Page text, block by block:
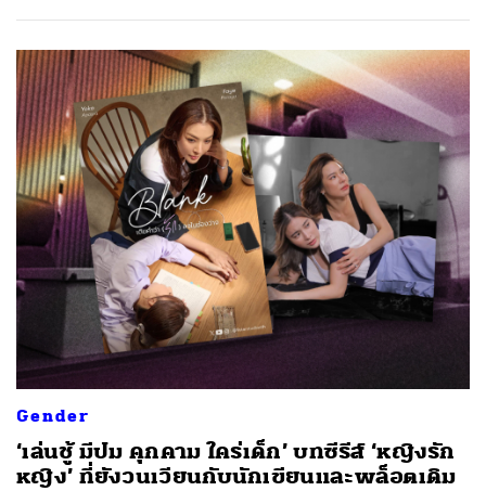
Gender
‘เล่นชู้ มีปม คุกคาม ใคร่เด็ก’ บทซีรีส์ ‘หญิงรัก
หญิง’ ที่ยังวนเวียนกับนักเขียนและพล็อตเดิม